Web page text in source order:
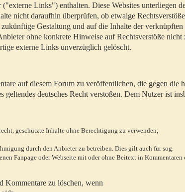
Links") enthalten. Diese Websites unterliegen
nicht daraufhin überprüfen, ob etwaige Rechtsverstöße
Gestaltung und auf die Inhalte der verknüpften
ohne konkrete Hinweise auf Rechtsverstöße nicht
externe Links unverzüglich gelöscht.
auf diesem Forum zu veröffentlichen, die gegen die
geltendes deutsches Recht verstoßen. Dem Nutzer ist
geschützte Inhalte ohne Berechtigung zu verwenden;
durch den Anbieter zu betreiben. Dies gilt auch für sog.
Fanpage oder Webseite mit oder ohne Beitext in Kommentaren
Kommentare zu löschen, wenn